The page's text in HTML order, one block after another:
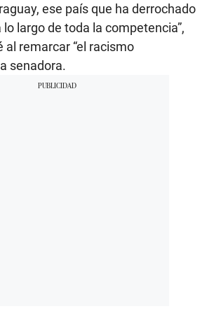
ese país que ha derrochado
largo de toda la competencia”,
al remarcar “el racismo
senadora.